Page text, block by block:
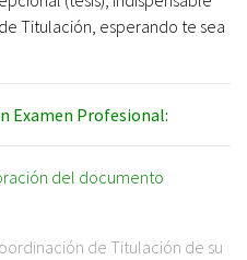
Titulación, esperando te sea
Examen Profesional:
del documento
de Titulación de su